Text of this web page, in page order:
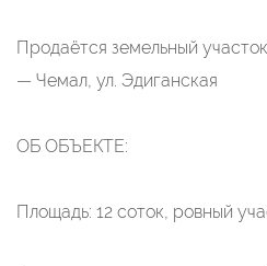
Продаётся земельный
— Чемал, ул. Эдиганская
ОБ ОБЪЕКТЕ:
Площадь: 12 соток, ровный